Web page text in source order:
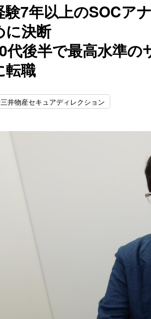
験7年以上のSOCア
に決断
代後半で最高水準
転職
井物産セキュアディレクション